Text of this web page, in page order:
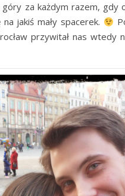
za każdym razem, gdy
jakiś mały spacerek.
przywitał nas wtedy